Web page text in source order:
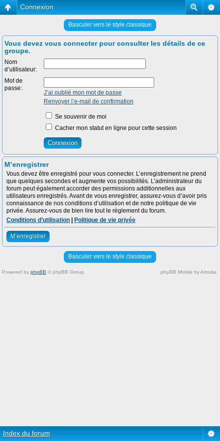
Connexion
Basculer vers le style classique
Vous devez vous connecter pour consulter les détails de ce
groupe.
Nom
d’utilisateur:
Mot de
passe:
J’ai oublié mon mot de passe
Renvoyer l’e-mail de confirmation
Se souvenir de moi
Cacher mon statut en ligne pour cette session
M’enregistrer
Vous devez être enregistré pour vous connecter. L’enregistrement ne prend
que quelques secondes et augmente vos possibilités. L’administrateur du
forum peut également accorder des permissions additionnelles aux
utilisateurs enregistrés. Avant de vous enregistrer, assurez-vous d’avoir pris
connaissance de nos conditions d’utilisation et de notre politique de vie
privée. Assurez-vous de bien lire tout le règlement du forum.
Conditions d’utilisation
Politique de vie privée
M’enregistrer
Basculer vers le style classique
Powered by phpBB © phpBB Group. phpBB Mobile by Artodia.
Index du forum